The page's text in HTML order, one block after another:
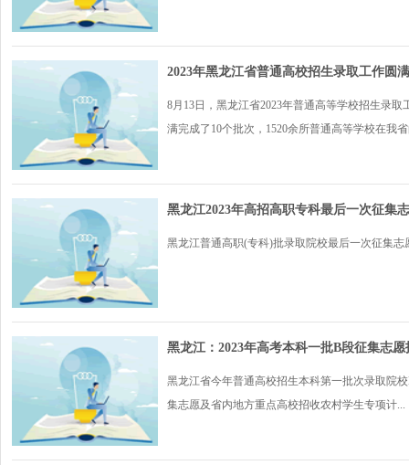
2023年黑龙江省普通高校招生录取工作圆
8月13日，黑龙江省2023年普通高等学校招生录
满完成了10个批次，1520余所普通高等学校在我
黑龙江2023年高招高职专科最后一次征集
黑龙江普通高职(专科)批录取院校最后一次征集
黑龙江：2023年高考本科一批B段征集志愿
黑龙江省今年普通高校招生本科第一批次录取院
集志愿及省内地方重点高校招收农村学生专项计...